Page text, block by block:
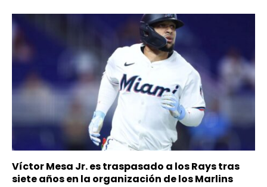
Víctor Mesa Jr. es traspasado a los Rays tras
siete años en la organización de los Marlins